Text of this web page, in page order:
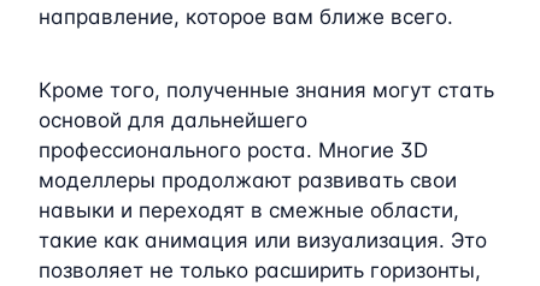
направление, которое вам ближе всего.
Кроме того, полученные знания могут стать
основой для дальнейшего
профессионального роста. Многие 3D
моделлеры продолжают развивать свои
навыки и переходят в смежные области,
такие как анимация или визуализация. Это
позволяет не только расширить горизонты,